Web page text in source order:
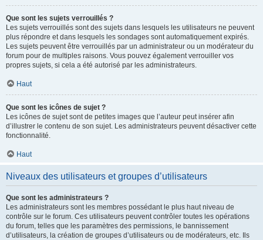
Que sont les sujets verrouillés ?
Les sujets verrouillés sont des sujets dans lesquels les utilisateurs ne peuvent
plus répondre et dans lesquels les sondages sont automatiquement expirés.
Les sujets peuvent être verrouillés par un administrateur ou un modérateur du
forum pour de multiples raisons. Vous pouvez également verrouiller vos
propres sujets, si cela a été autorisé par les administrateurs.
Haut
Que sont les icônes de sujet ?
Les icônes de sujet sont de petites images que l’auteur peut insérer afin
d’illustrer le contenu de son sujet. Les administrateurs peuvent désactiver cette
fonctionnalité.
Haut
Niveaux des utilisateurs et groupes d’utilisateurs
Que sont les administrateurs ?
Les administrateurs sont les membres possédant le plus haut niveau de
contrôle sur le forum. Ces utilisateurs peuvent contrôler toutes les opérations
du forum, telles que les paramètres des permissions, le bannissement
d’utilisateurs, la création de groupes d’utilisateurs ou de modérateurs, etc. Ils